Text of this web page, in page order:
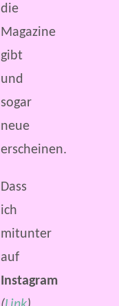
die
Magazine
gibt
und
sogar
neue
erscheinen.
Dass
ich
mitunter
auf
Instagram